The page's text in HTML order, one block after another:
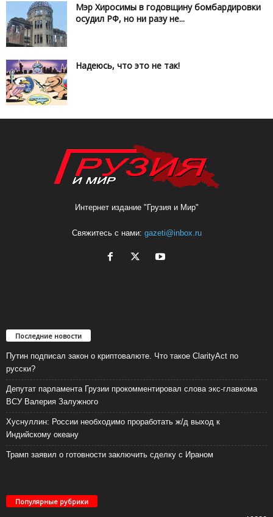
Мэр Хиросимы в годовщину бомбардировки
осудил РФ, но ни разу не...
Надеюсь, что это не так!
Интернет издание "Грузия и Мир"
Свяжитесь с нами: gazeti@inbox.ru
Последние новости
Путин подписал закон о криптовалюте. Что такое ClarityAct по
русски?
Депутат парламента Грузии прокомментировал слова экс-главкома
ВСУ Валерия Залужного
Хуснуллин: России необходимо проработать ж/д выход к
Индийскому океану
Трамп заявил о готовности заключить сделку с Ираном
Популярные рубрики